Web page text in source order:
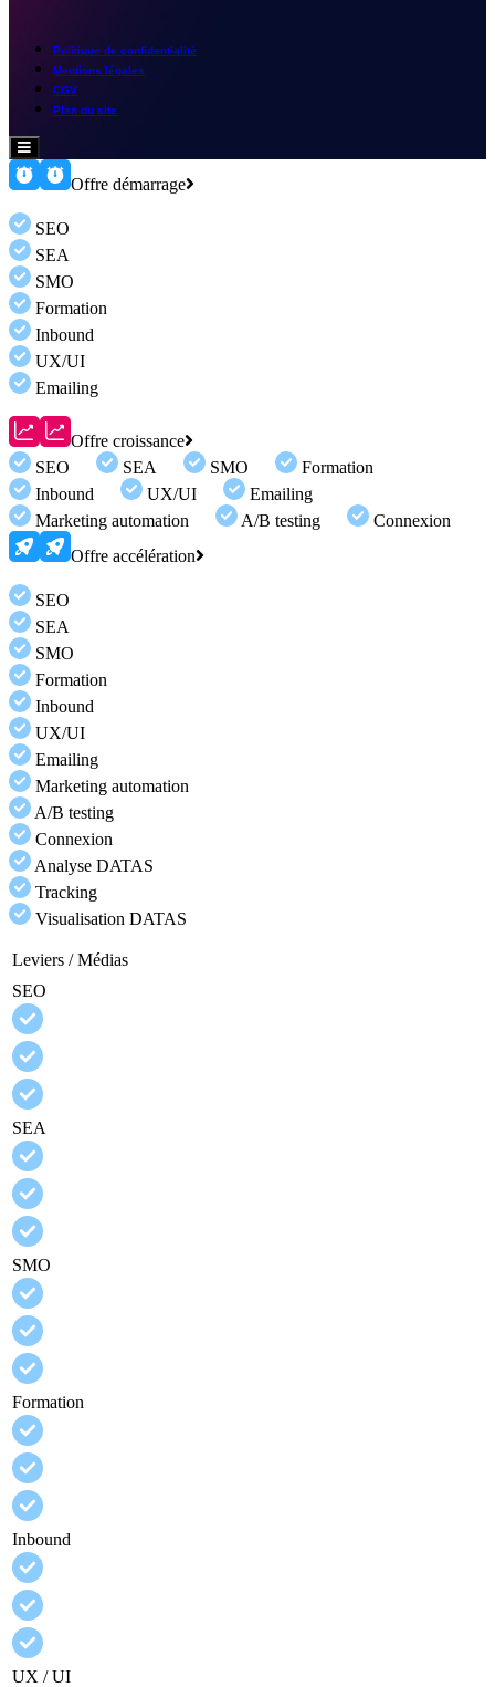
Politique de confidentialité
Mentions légales
CGV
Plan du site
Hamburger
Toggle
Menu
Offre démarrage
SEO
SEA
SMO
Formation
Inbound
UX/UI
Emailing
Offre croissance
SEO
SEA SMO
Formation
Inbound
UX/UI
Emailing
Marketing automation
A/B testing
Connexion
Offre accélération
SEO
SEA
SMO
Formation
Inbound
UX/UI
Emailing
Marketing automation
A/B testing
Connexion
Analyse DATAS
Tracking
Visualisation DATAS
Leviers / Médias
SEO
SEA
SMO
Formation
Inbound
UX / UI